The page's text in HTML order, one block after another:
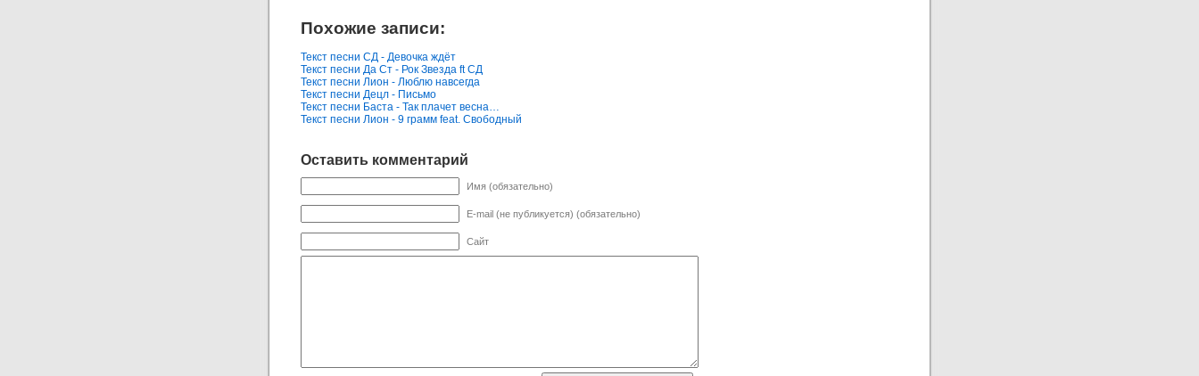
Похожие записи:
Текст песни СД - Девочка ждёт
Текст песни Да Ст - Рок Звезда ft СД
Текст песни Лион - Люблю навсегда
Текст песни Децл - Письмо
Текст песни Баста - Так плачет весна…
Текст песни Лион - 9 грамм feat. Свободный
Оставить комментарий
Имя (обязательно)
E-mail (не публикуется) (обязательно)
Сайт